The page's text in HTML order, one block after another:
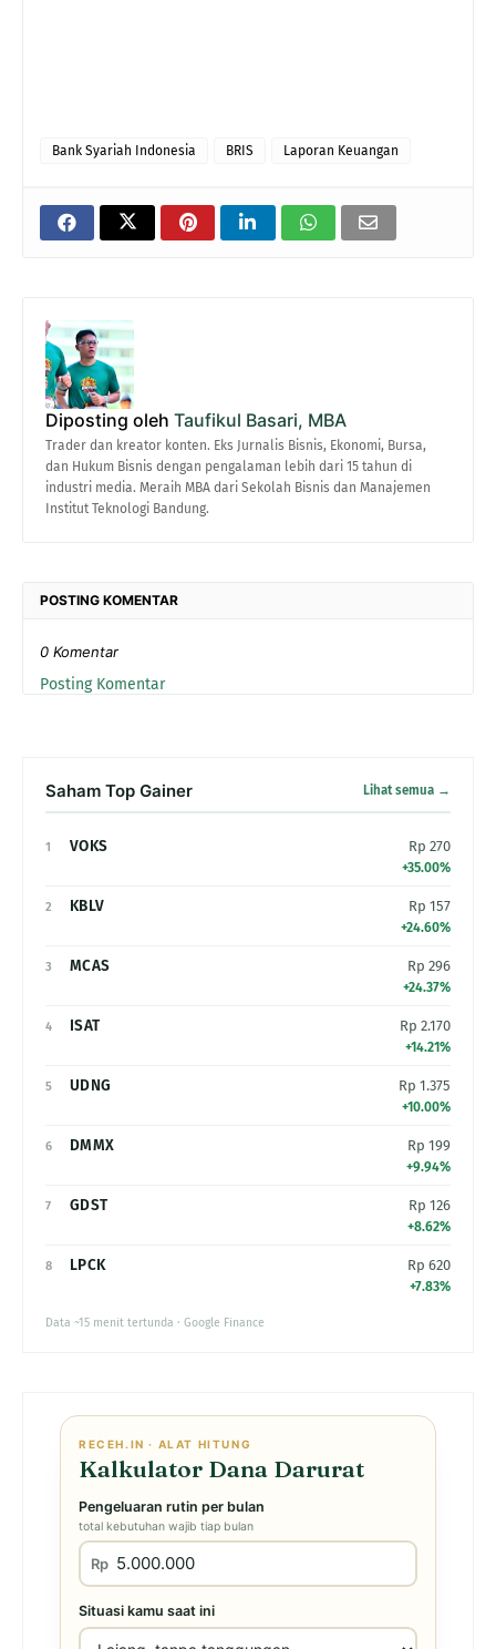
Bank Syariah Indonesia BRIS Laporan Keuangan
Diposting oleh Taufikul Basari, MBA
Trader dan kreator konten. Eks Jurnalis Bisnis, Ekonomi, Bursa,
dan Hukum Bisnis dengan pengalaman lebih dari 15 tahun di
industri media. Meraih MBA dari Sekolah Bisnis dan Manajemen
Institut Teknologi Bandung.
POSTING KOMENTAR
0 Komentar
Posting Komentar
Saham Top Gainer Lihat semua →
1 VOKS Rp 270
+35.00%
2 KBLV Rp 157
+24.60%
3 MCAS Rp 296
+24.37%
4 ISAT Rp 2.170
+14.21%
5 UDNG Rp 1.375
+10.00%
6 DMMX Rp 199
+9.94%
7 GDST Rp 126
+8.62%
8 LPCK Rp 620
+7.83%
Data ~15 menit tertunda · Google Finance
RECEH.IN · ALAT HITUNG
Kalkulator Dana Darurat
Pengeluaran rutin per bulan
total kebutuhan wajib tiap bulan
Rp
Situasi kamu saat ini